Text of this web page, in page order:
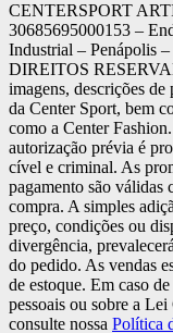
CENTERSPORT
30685695000153 –
Industrial – Penápolis
DIREITOS
imagens, descrições
da Center Sport, bem
como a Center
autorização prévia é
cível e criminal. As
pagamento são válidas
compra. A simples
preço, condições ou
divergência,
do pedido. As vendas
de estoque. Em caso
pessoais ou sobre a
consulte nossa Política